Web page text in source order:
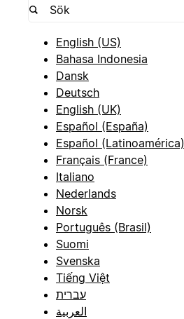
English (US)
Bahasa Indonesia
Dansk
Deutsch
English (UK)
Español (España)
Español (Latinoamérica)
Français (France)
Italiano
Nederlands
Norsk
Português (Brasil)
Suomi
Svenska
Tiếng Việt
עברית
العربية